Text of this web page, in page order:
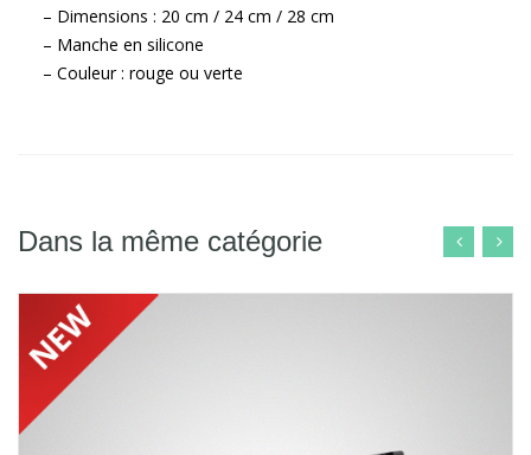
– Dimensions : 20 cm / 24 cm / 28 cm
– Manche en silicone
– Couleur : rouge ou verte
Dans la même catégorie